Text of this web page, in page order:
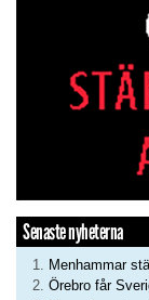
Senaste nyheterna
Menhammar
Örebro får